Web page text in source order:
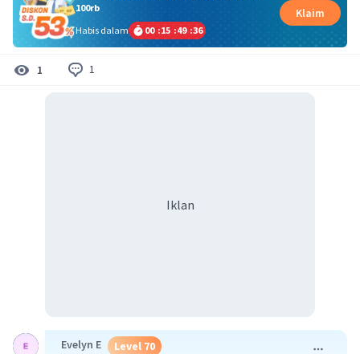
100rb
Habis dalam
00 :15 :49 :35
Klaim
1 1
Iklan
Evelyn E Level 70